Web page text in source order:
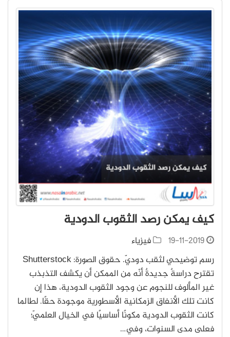
كيف يمكن رصد الثقوب الدودية
19-11-2019
فيزياء
رسم توضيحي لثقب دوديّ. حقوق الصورة: Shutterstock
تقترح دراسةٌ جديدةٌ أنّه من الممكن أن يكشف التذبذب
غير المألوف للنجوم عن وجود الثقوب الدودية، هذا إن
كانت تلك الأنفاق الزمكانية الأسطورية موجودة حقًا. لطالما
كانت الثقوب الدودية مكونًا أساسيًا في الخيال العلميّ؛
فعلى مدى السنوات، وفي…